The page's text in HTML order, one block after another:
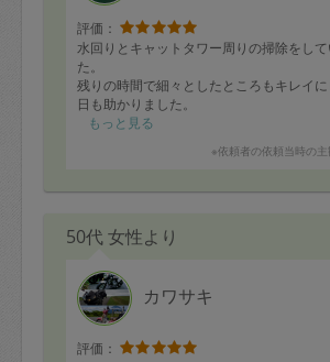
評価：
水回りとキャットタワー周りの掃除をし
た。
残りの時間で細々としたところもキレイ
日も助かりました。
また次回もよろしくお願いします
もっと見る
※依頼者の依頼当時の主
50代 女性より
カワサキ
評価：